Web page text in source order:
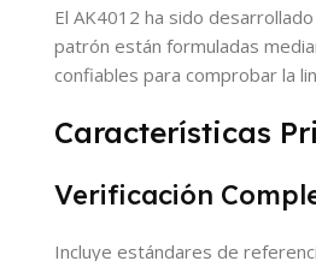
El AK4012 ha sido
patrón están formuladas
confiables para comprobar la
Características
Verificación
Incluye estándares de